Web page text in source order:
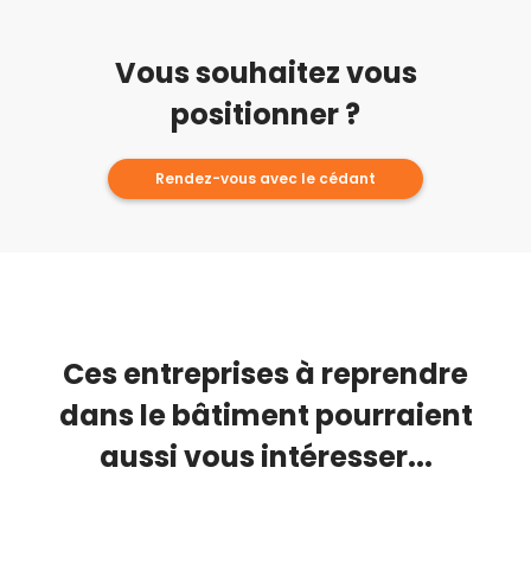
Vous souhaitez vous
positionner ?
Rendez-vous avec le cédant
Ces entreprises à reprendre
dans le bâtiment pourraient
aussi vous intéresser...